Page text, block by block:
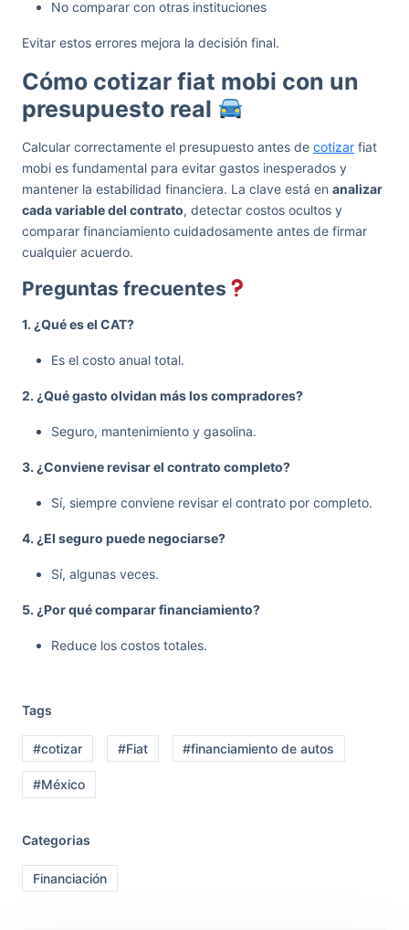
No comparar con otras instituciones
Evitar estos errores mejora la decisión final.
Cómo cotizar fiat mobi con un
presupuesto real
Calcular correctamente el presupuesto antes de cotizar fiat
mobi es fundamental para evitar gastos inesperados y
mantener la estabilidad financiera. La clave está en analizar
cada variable del contrato, detectar costos ocultos y
comparar financiamiento cuidadosamente antes de firmar
cualquier acuerdo.
Preguntas frecuentes
1. ¿Qué es el CAT?
Es el costo anual total.
2. ¿Qué gasto olvidan más los compradores?
Seguro, mantenimiento y gasolina.
3. ¿Conviene revisar el contrato completo?
Sí, siempre conviene revisar el contrato por completo.
4. ¿El seguro puede negociarse?
Sí, algunas veces.
5. ¿Por qué comparar financiamiento?
Reduce los costos totales.
Tags
#cotizar #Fiat #financiamiento de autos
#México
Categorias
Financiación